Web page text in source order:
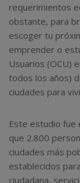
requerimientos
obstante, para
escoger tu
emprender o
Usuarios (OCU)
todos los años)
ciudades para
Este estudio fue
que 2.800
ciudades más
establecidos
ciudadana,